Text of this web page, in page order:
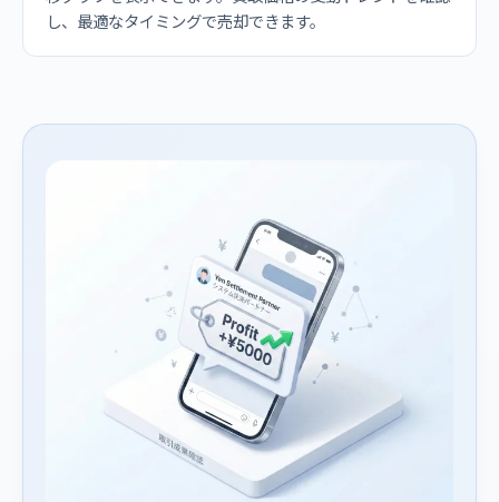
し、最適なタイミングで売却できます。